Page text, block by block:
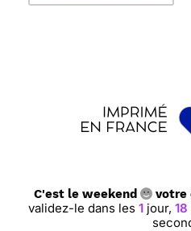
C'est le weekend votre
validez-le dans les 1 jour, 18